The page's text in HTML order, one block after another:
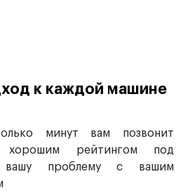
к каждой машине
минут вам позвонит
рейтингом под
вашу проблему с вашим